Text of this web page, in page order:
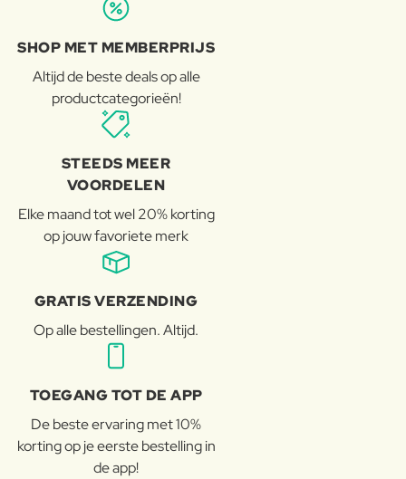
SHOP MET MEMBERPRIJS
Altijd de beste deals op alle
productcategorieën!
STEEDS MEER
VOORDELEN
Elke maand tot wel 20% korting
op jouw favoriete merk
GRATIS VERZENDING
Op alle bestellingen. Altijd.
TOEGANG TOT DE APP
De beste ervaring met 10%
korting op je eerste bestelling in
de app!